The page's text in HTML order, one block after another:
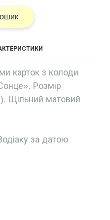
карток з колоди
Розмір
Щільний матовий
за датою